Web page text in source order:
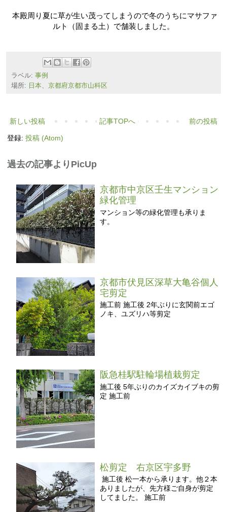
本殿周り夏に草が生い茂ってしまうので冬のうちにマサファ
ルト（固まる土）で舗装しました。
ラベル: 事例
場所: 日本、京都府京都市山科区
新しい投稿 前の投稿
記事TOPへ
登録: 投稿 (Atom)
過去の記事よりPicUp
京都市中京区壬生マンション
緑化管理
マンション等の緑化管理も承りま
す。
京都市伏見区深草大亀谷個人
宅剪定
施工前 施工後 2年ぶりに玄関前エゴ
ノキ、ユズリハ等剪定
阪急桂駅駐輪場植栽剪定
施工後 5年ぶりのカイズカイブキの剪
定 施工前
松剪定 右京区宇多野
施工後 松一本から承ります。他２本
ありましたが、先方様ご自身が剪定
してました。 施工前